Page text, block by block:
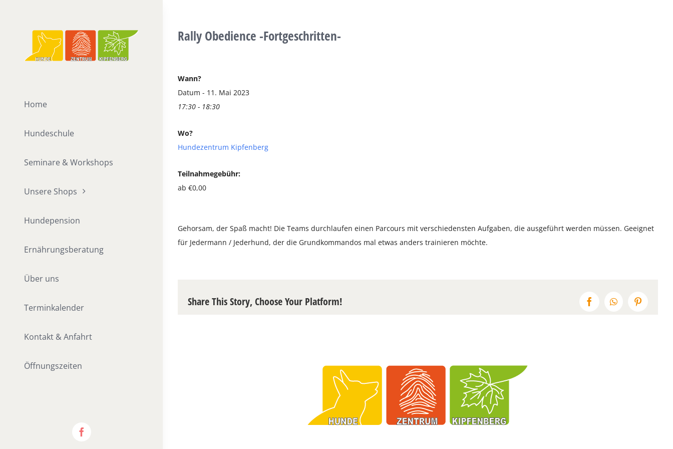
Home
Hundeschule
Seminare & Workshops
Unsere Shops
Hundepension
Ernährungsberatung
Über uns
Terminkalender
Kontakt & Anfahrt
Öffnungszeiten
Rally Obedience -Fortgeschritten-
Wann?
Datum - 11. Mai 2023
17:30 - 18:30
Wo?
Hundezentrum Kipfenberg
Teilnahmegebühr:
ab €0,00
Gehorsam, der Spaß macht! Die Teams durchlaufen einen Parcours mit verschiedensten Aufgaben, die ausgeführt werden müssen. Geeignet
für Jedermann / Jederhund, der die Grundkommandos mal etwas anders trainieren möchte.
Share This Story, Choose Your Platform! FacebookWhatsAppPinterest